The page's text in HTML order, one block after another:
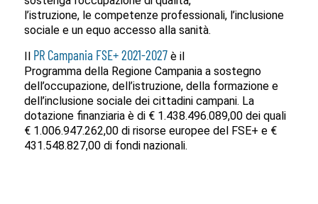
l’istruzione, le competenze professionali, l’inclusione
sociale e un equo accesso alla sanità.
Il PR Campania FSE+ 2021-2027è il
Programma della Regione Campania a sostegno
dell’occupazione, dell’istruzione, della formazione e
dell’inclusione sociale dei cittadini campani. La
dotazione finanziaria è di € 1.438.496.089,00 dei quali
€ 1.006.947.262,00 di risorse europee del FSE+ e €
431.548.827,00 di fondi nazionali.